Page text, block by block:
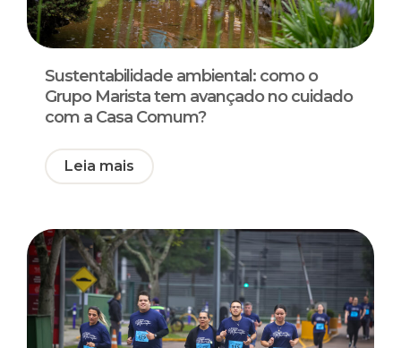
Sustentabilidade ambiental: como o
Grupo Marista tem avançado no cuidado
com a Casa Comum?
Leia mais